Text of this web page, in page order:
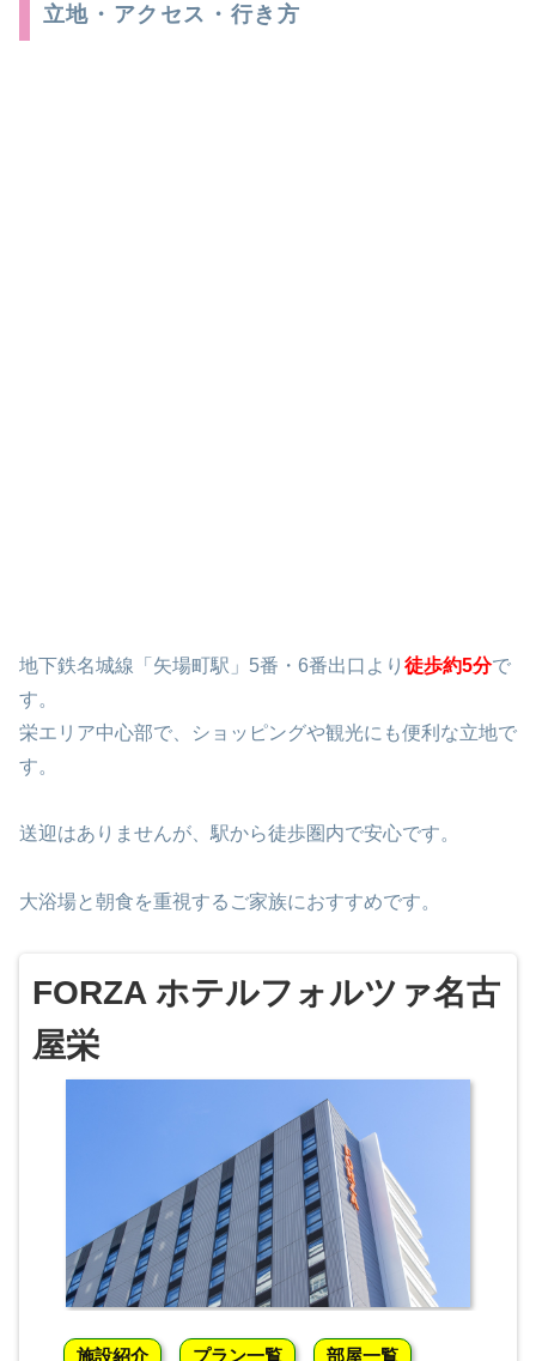
立地・アクセス・行き方
地下鉄名城線「矢場町駅」5番・6番出口より 徒歩約5分で
す。
栄エリア中心部で、ショッピングや観光にも便利な立地で
す。
送迎はありませんが、駅から徒歩圏内で安心です。
大浴場と朝食を重視するご家族におすすめです。
FORZA ホテルフォルツァ名古
屋栄
施設紹介 プラン一覧 部屋一覧